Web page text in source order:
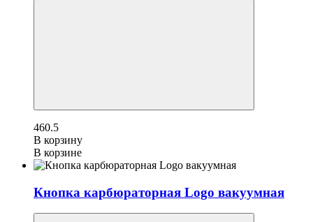
460.5
В корзину
В корзине
Кнопка карбюраторная Logo вакуумная